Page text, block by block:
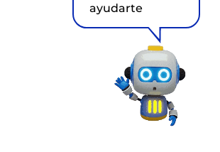
ayudarte